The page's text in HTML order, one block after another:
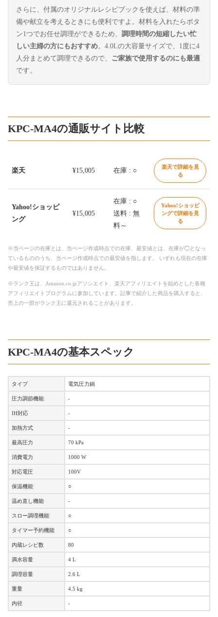
さらに、付属のオリジナルレシピブックを使えば、材料の準
備や献立を考えるときにも便利ですよ。材料を入れたらボタ
ン1つでお任せ調理ができるため、 調理時間の短縮したい忙
しい主婦の方にもおすすめ。4.0Lの大容量サイズで、1度に4
人分まとめて調理できるので、 ご家族で使用するのにも最適
です。
KPC-MA4の通販サイト比較
楽天 ¥15,005 在庫 : ○
楽天で詳細を見
る
Yahoo!ショッピ
ング
¥15,005
在庫 : ○
送料 : 無
料～
Yahoo!ショッピ
ングで詳細を見
る
※当ページの在庫とは、当ページ作成時点での在庫、最安値とは、在庫が◯となっ
ているもののうち、当ページ作成時点での最安値を指します。 いずれも現在の在庫
や最安値を保証するものではありません。
※ランク王は、Amazon.co.jpアソシエイト、楽天アフィリエイトを始めとした各種
アフィリエイトプログラムに参加しています。記事で紹介した商品を購入すると、
売上の一部がランク王に還元されることがあります。
KPC-MA4の基本スペック
タイプ 電気圧力鍋
圧力調節機能 -
IH対応 -
加熱方式 -
最高圧力 70 kPa
消費電力 1000 W
対応電圧 100V
保温機能 ○
温め直し機能 -
スロー調理機能 ○
タイマー予約機能 ○
内蔵レシピ数 80
満水容量 4 L
調理容量 2.6 L
重量 4.5 kg
内径 -